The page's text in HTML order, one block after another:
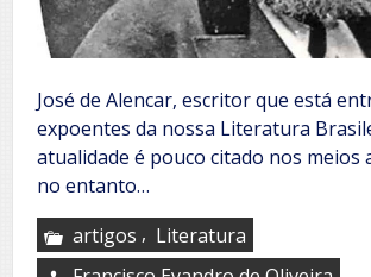
José de Alencar, escritor que está
expoentes da nossa Literatura
atualidade é pouco citado nos meios
no entanto…
artigos , Literatura